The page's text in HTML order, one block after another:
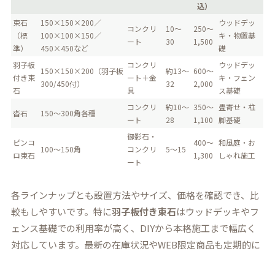
込）
束石
（標
準）
150×150×200／
100×100×150／
450×450など
コンクリ
ート
10～
30
250～
1,500
ウッドデッ
キ・物置基
礎
羽子板
付き束
石
150×150×200（羽子板
300/450付）
コンクリ
ート＋金
具
約13～
32
600～
2,000
ウッドデッ
キ・フェン
ス基礎
沓石 150～300角各種
コンクリ
ート
約10～
28
350～
1,100
畳寄せ・柱
脚基礎
ピンコ
ロ束石
100～150角
御影石・
コンクリ
ート
5～15
400～
1,300
和風庭・お
しゃれ施工
各ラインナップとも設置方法やサイズ、価格を確認でき、比
較もしやすいです。特に羽子板付き束石はウッドデッキやフ
ェンス基礎での利用率が高く、DIYから本格施工まで幅広く
対応しています。最新の在庫状況やWEB限定商品も定期的に